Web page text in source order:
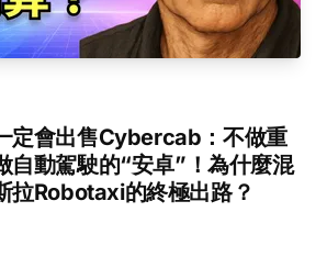
定會出售Cybercab：不做重
自動駕駛的“安卓”！為什麼混
拉Robotaxi的終極出路？